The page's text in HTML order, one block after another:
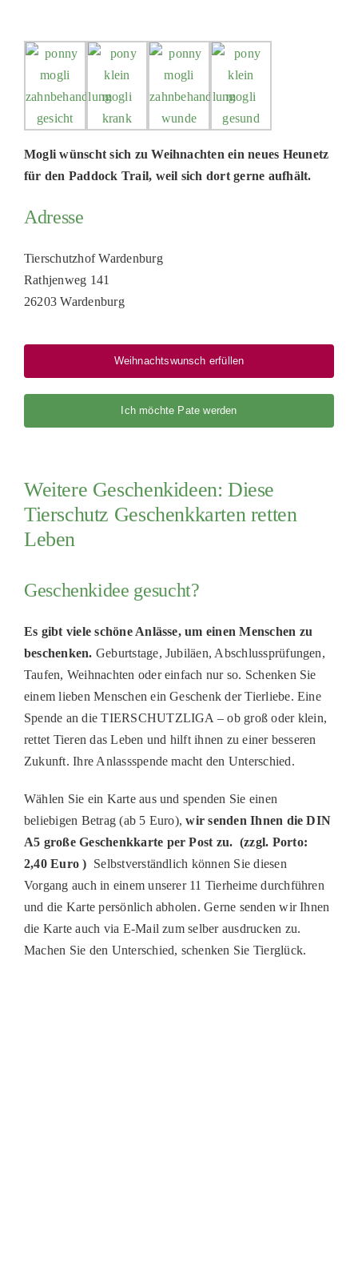
Mogli wünscht sich zu Weihnachten ein neues Heunetz
für den Paddock Trail, weil sich dort gerne aufhält.
Adresse
Tierschutzhof Wardenburg
Rathjenweg 141
26203 Wardenburg
Weihnachtswunsch erfüllen
Ich möchte Pate werden
Weitere Geschenkideen: Diese
Tierschutz Geschenkkarten retten
Leben
Geschenkidee gesucht?
Es gibt viele schöne Anlässe, um einen Menschen zu
beschenken. Geburtstage, Jubiläen, Abschlussprüfungen,
Taufen, Weihnachten oder einfach nur so. Schenken Sie
einem lieben Menschen ein Geschenk der Tierliebe. Eine
Spende an die TIERSCHUTZLIGA – ob groß oder klein,
rettet Tieren das Leben und hilft ihnen zu einer besseren
Zukunft. Ihre Anlassspende macht den Unterschied.
Wählen Sie ein Karte aus und spenden Sie einen
beliebigen Betrag (ab 5 Euro),wir senden Ihnen die DIN
A5 große Geschenkkarte per Post zu. (zzgl. Porto:
2,40 Euro ) Selbstverständlich können Sie diesen
Vorgang auch in einem unserer 11 Tierheime durchführen
und die Karte persönlich abholen. Gerne senden wir Ihnen
die Karte auch via E-Mail zum selber ausdrucken zu.
Machen Sie den Unterschied, schenken Sie Tierglück.